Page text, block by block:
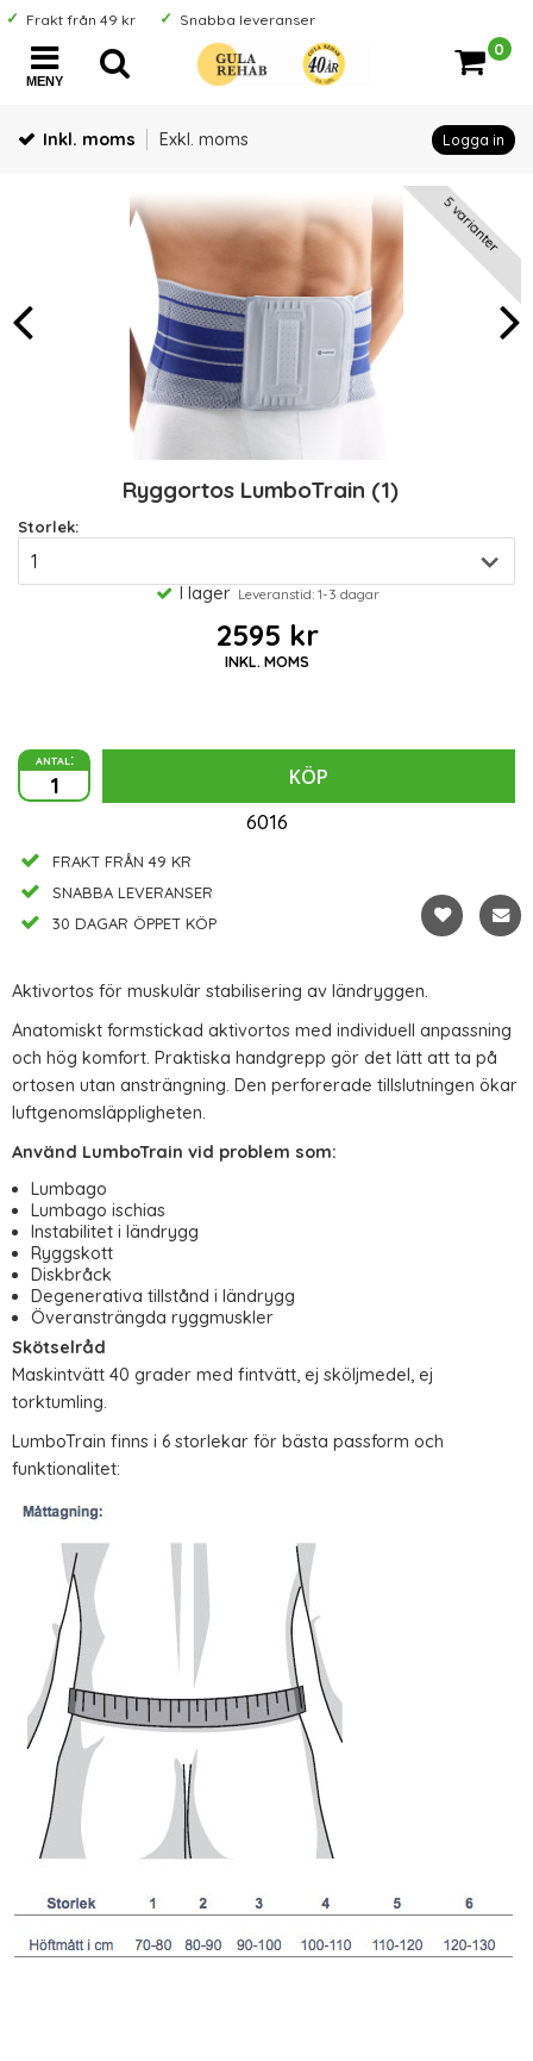
Frakt från 49 kr Snabba leveranser
MENY
0
Inkl. moms Exkl. moms Logga in
5 varianter
Ryggortos LumboTrain (1)
Storlek:
I lager Leveranstid: 1-3 dagar
2595 kr
INKL. MOMS
antal:
KÖP
6016
FRAKT FRÅN 49 KR
SNABBA LEVERANSER
30 DAGAR ÖPPET KÖP
Aktivortos för muskulär stabilisering av ländryggen.
Anatomiskt formstickad aktivortos med individuell anpassning
och hög komfort. Praktiska handgrepp gör det lätt att ta på
ortosen utan ansträngning. Den perforerade tillslutningen ökar
luftgenomsläppligheten.
Använd LumboTrain vid problem som:
Lumbago
Lumbago ischias
Instabilitet i ländrygg
Ryggskott
Diskbråck
Degenerativa tillstånd i ländrygg
Överansträngda ryggmuskler
Skötselråd
Maskintvätt 40 grader med fintvätt, ej sköljmedel, ej
torktumling.
LumboTrain finns i 6 storlekar för bästa passform och
funktionalitet: